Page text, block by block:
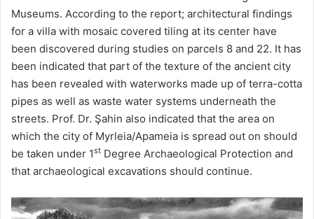
Museums. According to the report; architectural findings
for a villa with mosaic covered tiling at its center have
been discovered during studies on parcels 8 and 22. It has
been indicated that part of the texture of the ancient city
has been revealed with waterworks made up of terra-cotta
pipes as well as waste water systems underneath the
streets. Prof. Dr. Şahin also indicated that the area on
which the city of Myrleia/Apameia is spread out on should
be taken under 1st Degree Archaeological Protection and
that archaeological excavations should continue.